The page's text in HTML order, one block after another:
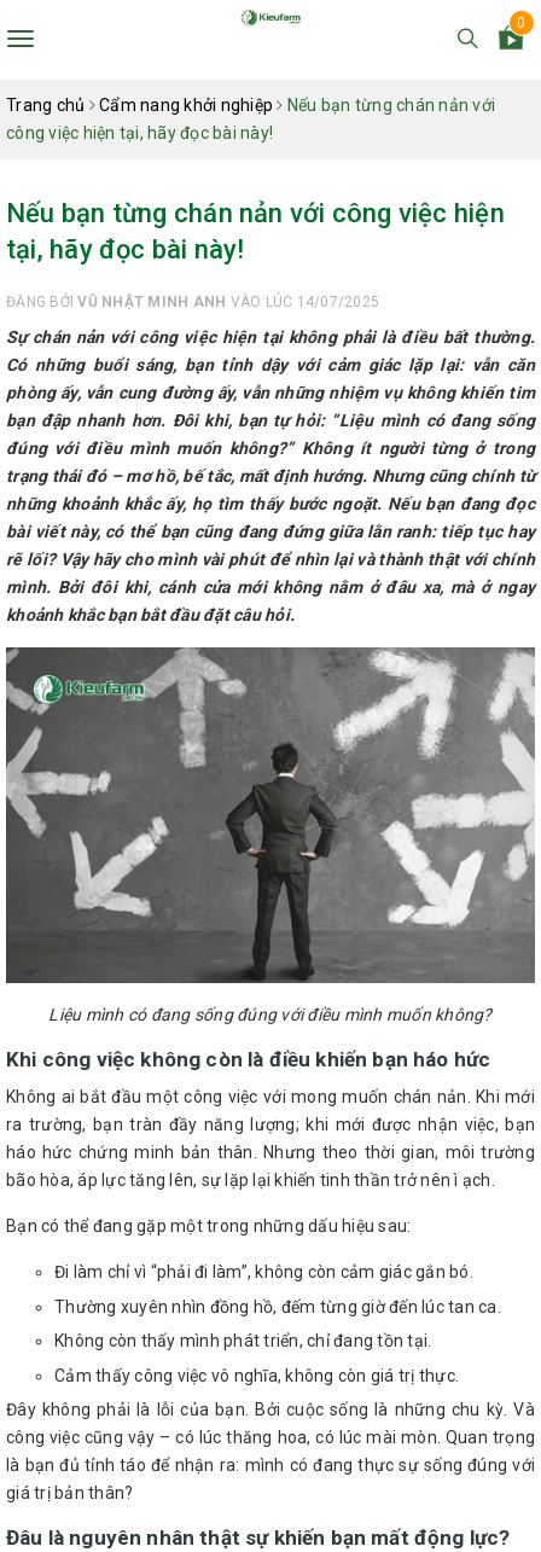
Toggle
0
Trang chủ Cẩm nang khởi nghiệp
Nếu bạn từng chán nản với
công việc hiện tại, hãy đọc bài này!
Nếu bạn từng chán nản với công việc hiện
tại, hãy đọc bài này!
ĐĂNG BỞIVŨ NHẬT MINH ANH VÀO LÚC 14/07/2025
Sự chán nản với công việc hiện tại không phải là điều bất thường.
Có những buổi sáng, bạn tỉnh dậy với cảm giác lặp lại: vẫn căn
phòng ấy, vẫn cung đường ấy, vẫn những nhiệm vụ không khiến tim
bạn đập nhanh hơn. Đôi khi, bạn tự hỏi: “Liệu mình có đang sống
đúng với điều mình muốn không?” Không ít người từng ở trong
trạng thái đó – mơ hồ, bế tắc, mất định hướng. Nhưng cũng chính từ
những khoảnh khắc ấy, họ tìm thấy bước ngoặt. Nếu bạn đang đọc
bài viết này, có thể bạn cũng đang đứng giữa lằn ranh: tiếp tục hay
rẽ lối? Vậy hãy cho mình vài phút để nhìn lại và thành thật với chính
mình. Bởi đôi khi, cánh cửa mới không nằm ở đâu xa, mà ở ngay
khoảnh khắc bạn bắt đầu đặt câu hỏi.
Liệu mình có đang sống đúng với điều mình muốn không?
Khi công việc không còn là điều khiến bạn háo hức
Không ai bắt đầu một công việc với mong muốn chán nản. Khi mới
ra trường, bạn tràn đầy năng lượng; khi mới được nhận việc, bạn
háo hức chứng minh bản thân. Nhưng theo thời gian, môi trường
bão hòa, áp lực tăng lên, sự lặp lại khiến tinh thần trở nên ì ạch.
Bạn có thể đang gặp một trong những dấu hiệu sau:
Đi làm chỉ vì “phải đi làm”, không còn cảm giác gắn bó.
Thường xuyên nhìn đồng hồ, đếm từng giờ đến lúc tan ca.
Không còn thấy mình phát triển, chỉ đang tồn tại.
Cảm thấy công việc vô nghĩa, không còn giá trị thực.
Đây không phải là lỗi của bạn. Bởi cuộc sống là những chu kỳ. Và
công việc cũng vậy – có lúc thăng hoa, có lúc mài mòn. Quan trọng
là bạn đủ tỉnh táo để nhận ra: mình có đang thực sự sống đúng với
giá trị bản thân?
Đâu là nguyên nhân thật sự khiến bạn mất động lực?